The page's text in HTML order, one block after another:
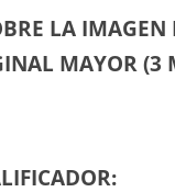
LA IMAGEN
MAYOR (3